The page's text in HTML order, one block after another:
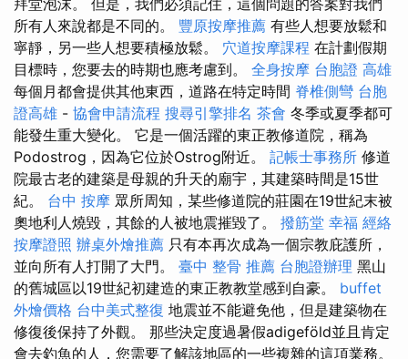
拜堂泡沫。 但是，我們必須記住，這個問題的答案對我們
所有人來說都是不同的。 豐原按摩推薦 有些人想要放鬆和
寧靜，另一些人想要積極放鬆。 穴道按摩課程 在計劃假期
目標時，您要去的時期也應考慮到。 全身按摩 台胞證 高雄
每個月都會提供其他東西，道路在特定時間 脊椎側彎 台胞
證高雄 - 協會申請流程 搜尋引擎排名 茶會 冬季或夏季都可
能發生重大變化。 它是一個活躍的東正教修道院，稱為
Podostrog，因為它位於Ostrog附近。 記帳士事務所 修道
院最古老的建築是母親的升天的廟宇，其建築時間是15世
紀。 台中 按摩 眾所周知，某些修道院的莊園在19世紀末被
奧地利人燒毀，其餘的人被地震摧毀了。 撥筋堂 幸福 經絡
按摩證照 辦桌外燴推薦 只有本再次成為一個宗教庇護所，
並向所有人打開了大門。 臺中 整骨 推薦 台胞證辦理 黑山
的舊城區以19世紀初建造的東正教教堂感到自豪。 buffet
外燴價格 台中美式整復 地震並不能避免他，但是建築物在
修復後保持了外觀。 那些決定度過暑假adigeföld並且肯定
會去釣魚的人，您需要了解該地區的一些複雜的這項業務。